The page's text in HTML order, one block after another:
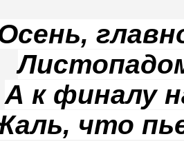
А к финалу
что